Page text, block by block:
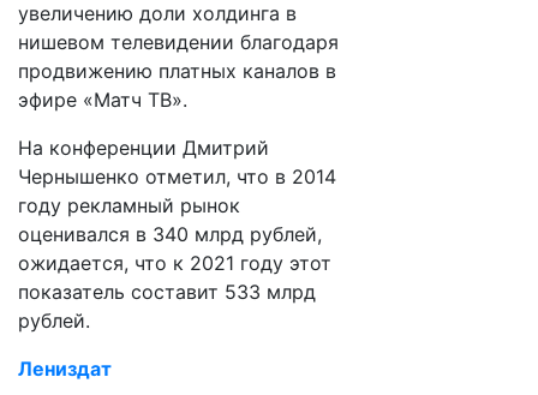
увеличению доли холдинга в
нишевом телевидении благодаря
продвижению платных каналов в
эфире «Матч ТВ».
На конференции Дмитрий
Чернышенко отметил, что в 2014
году рекламный рынок
оценивался в 340 млрд рублей,
ожидается, что к 2021 году этот
показатель составит 533 млрд
рублей.
Лениздат